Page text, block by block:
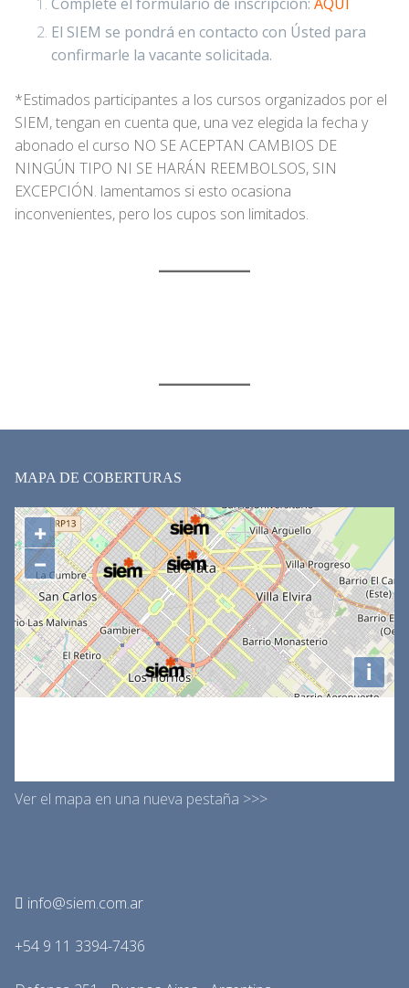
El SIEM se pondrá en contacto con Ústed para
confirmarle la vacante solicitada.
*Estimados participantes a los cursos organizados por el
SIEM, tengan en cuenta que, una vez elegida la fecha y
abonado el curso NO SE ACEPTAN CAMBIOS DE
NINGÚN TIPO NI SE HARÁN REEMBOLSOS, SIN
EXCEPCIÓN. lamentamos si esto ocasiona
inconvenientes, pero los cupos son limitados.
MAPA DE COBERTURAS
Ver el mapa en una nueva pestaña >>>
info@siem.com.ar
+54 9 11 3394-7436